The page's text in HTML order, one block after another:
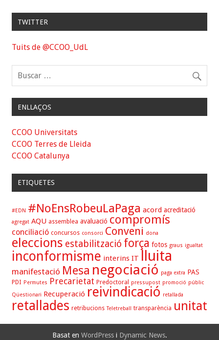
TWITTER
Tuits de @CCOO_UdL
ENLLAÇOS
CCOO Universitats
CCOO Terres de Lleida
CCOO Catalunya
ETIQUETES
#EDN #NoEnsRobeuLaPaga acord acreditació
agregat AQU assemblea avaluació compromís
conciliació concursos consorci Conveni dona
eleccions estabilització força fotos graus igualtat
inconformisme interins IT lluita
manifestació Mesa negociació paga extra PAS
PDI Permutes Precarietat Predoctoral pressupost promoció públic
Qüestionari Recuperació reivindicació retallada
retallades retribucions Teletreball transparència unitat
Basat en WordPressi Dynamic News.